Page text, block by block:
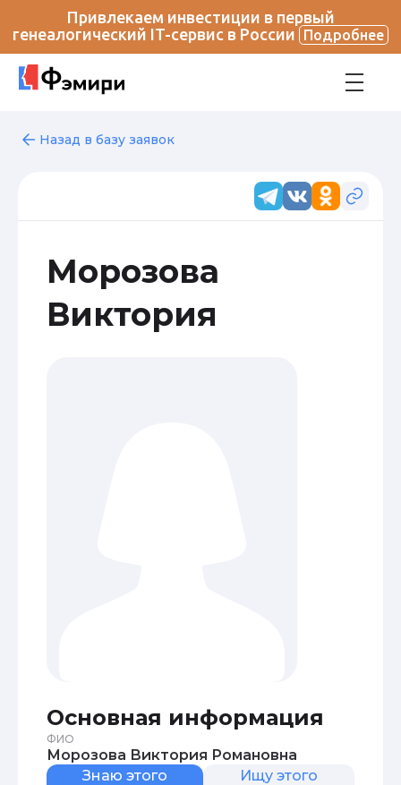
Привлекаем инвестиции в первый
генеалогический IT-сервис в России
Подробнее
Назад в базу заявок
Морозова
Виктория
Основная информация
ФИО
Морозова Виктория Романовна
Знаю этого
Ищу этого